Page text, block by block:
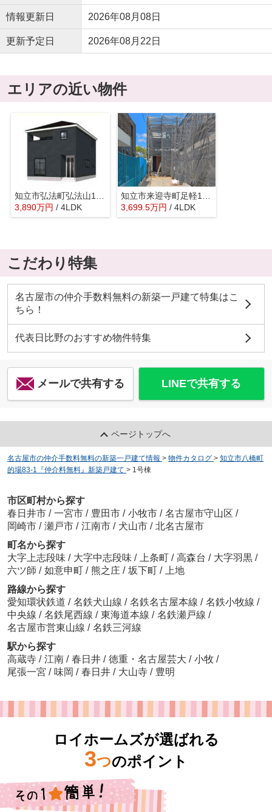
情報更新日 2026年08月08日
更新予定日 2026年08月22日
エリアの近い物件
3,890万円 / 4LDK
3,699.5万円 / 4LDK
こだわり特集
名古屋市の仲介手数料無料の新築一戸建て特集はこ
ちら！
代表日比野のおすすめ物件特集
メールで共有する LINEで共有する
ページトップへ
名古屋市の仲介手数料無料の新築一戸建て情報 > 物件カタログ > 知立市八橋町
的場83-1『仲介料無料』新築戸建て > 1号棟
市区町村から探す
春日井市 / 一宮市 / 豊田市 / 小牧市 / 名古屋市守山区 /
岡崎市 / 瀬戸市 / 江南市 / 犬山市 / 北名古屋市
町名から探す
大字上志段味 / 大字中志段味 / 上条町 / 高森台 / 大字羽黒 /
六ツ師 / 如意申町 / 熊之庄 / 坂下町 /
上地
路線から探す
愛知環状鉄道 / 名鉄犬山線 / 名鉄名古屋本線 / 名鉄小牧線 /
中央線 / 名鉄尾西線 / 東海道本線 / 名鉄瀬戸線 /
名古屋市営東山線 / 名鉄三河線
駅から探す
高蔵寺 / 江南 / 春日井 / 徳重・名古屋芸大 / 小牧 /
尾張一宮 / 味岡 / 春日井 / 大山寺 / 豊明
ロイホームズが選ばれる
3つのポイント